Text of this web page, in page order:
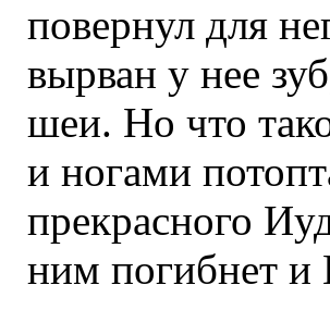
повернул для
вырван у нее
шеи. Но что
и ногами
прекрасного
ним погибнет и